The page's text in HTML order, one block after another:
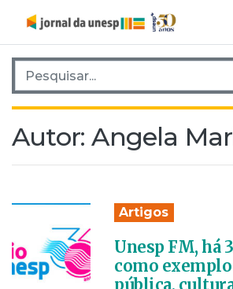
Pesquisar por:
Autor:Angela
Artigos
Unesp FM, há
como
pública,